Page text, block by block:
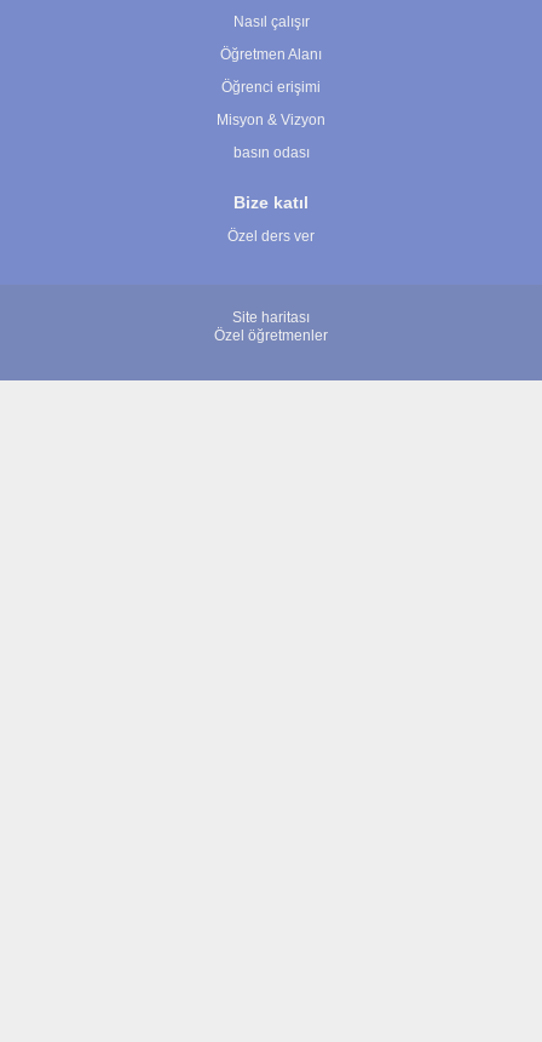
Nasıl çalışır
Öğretmen Alanı
Öğrenci erişimi
Misyon & Vizyon
basın odası
Bize katıl
Özel ders ver
Site haritası
Özel öğretmenler